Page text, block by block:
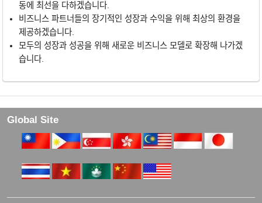
동에 최선을 다하겠습니다.
비즈니스 파트너들의 장기적인 성장과 수익을 위해 최상의 환경을
제공하겠습니다.
모두의 성장과 성공을 위해 새로운 비즈니스 모델로 확장해 나가겠
습니다.
Global Site